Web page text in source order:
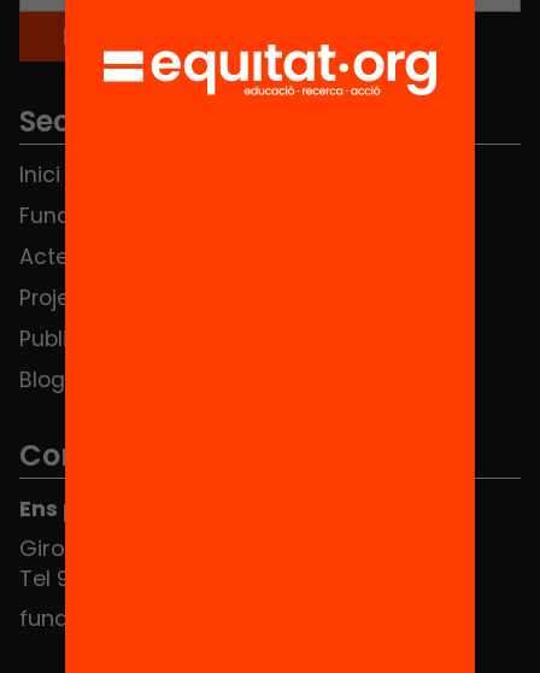
Seccions
Inici
Fundació
Actes
Projectes
Publicacions i vídeos
Blog
Contacte
Ens pots trobar al Hub Social
Girona 34, interior 08010 Barcelona
Tel 934 588 700
fundacio@equitat.org